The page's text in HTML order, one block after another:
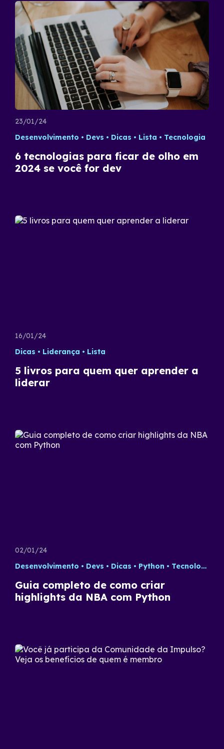
23/01/24
Desenvolvimento
Devs Dicas Lista Tecnologia
6 tecnologias para ficar de olho em
2024 se você for dev
16/01/24
Dicas
Liderança Lista
5 livros para quem quer aprender a
liderar
02/01/24
Desenvolvimento
Devs Dicas Python Tecnologia
Guia completo de como criar
highlights da NBA com Python